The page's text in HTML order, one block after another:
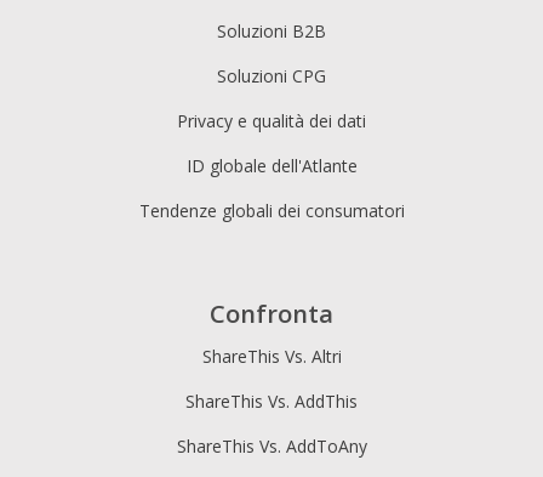
Soluzioni B2B
Soluzioni CPG
Privacy e qualità dei dati
ID globale dell'Atlante
Tendenze globali dei consumatori
Confronta
ShareThis Vs. Altri
ShareThis Vs. AddThis
ShareThis Vs. AddToAny